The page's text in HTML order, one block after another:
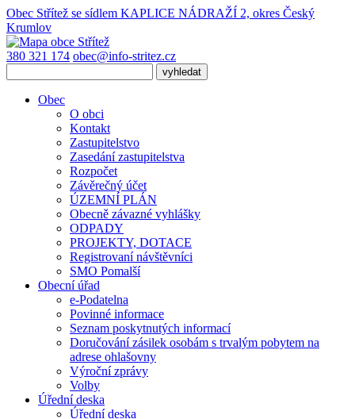
Obec Střítež se sídlem KAPLICE NÁDRAŽÍ 2, okres Český
Krumlov
380 321 174 obec@info-stritez.cz
Obec
O obci
Kontakt
Zastupitelstvo
Zasedání zastupitelstva
Rozpočet
Závěrečný účet
ÚZEMNÍ PLÁN
Obecně závazné vyhlášky
ODPADY
PROJEKTY, DOTACE
Registrovaní návštěvníci
SMO Pomalší
Obecní úřad
e-Podatelna
Povinné informace
Seznam poskytnutých informací
Doručování zásilek osobám s trvalým pobytem na
adrese ohlašovny
Výroční zprávy
Volby
Úřední deska
Úřední deska